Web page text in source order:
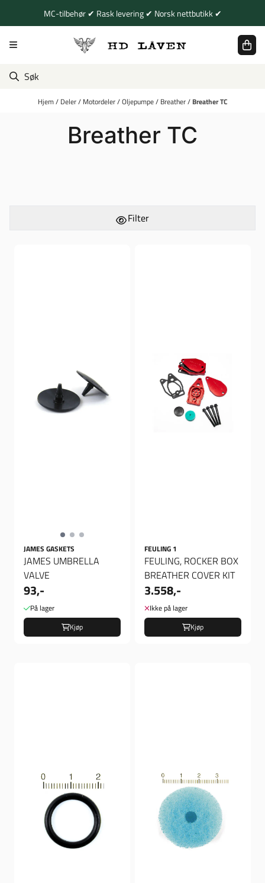
Hopp til innholdMC-tilbehør ✔ Rask levering ✔ Norsk nettbutikk ✔
Hjem/ Deler/ Motordeler/Oljepumpe/ Breather/ Breather TC
Breather TC
Filter
JAMES GASKETS
JAMES UMBRELLA
VALVE
93,-
På lager
Kjøp
FEULING 1
FEULING, ROCKER BOX
BREATHER COVER KIT
3.558,-
Ikke på lager
Kjøp